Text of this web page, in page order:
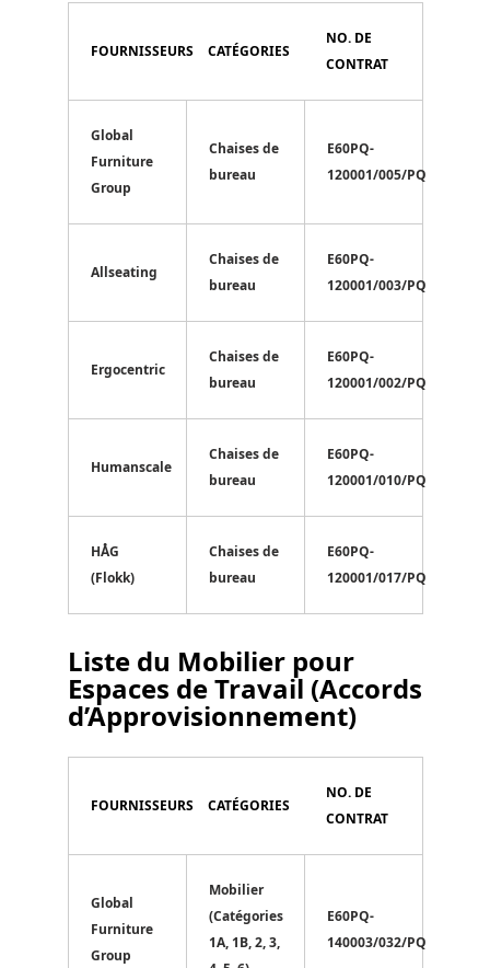
FOURNISSEURS CATÉGORIES
NO. DE
CONTRAT
Global
Furniture
Group
Chaises de
bureau
E60PQ-
120001/005/PQ
Allseating
Chaises de
bureau
E60PQ-
120001/003/PQ
Ergocentric
Chaises de
bureau
E60PQ-
120001/002/PQ
Humanscale
Chaises de
bureau
E60PQ-
120001/010/PQ
HÅG
(Flokk)
Chaises de
bureau
E60PQ-
120001/017/PQ
Liste du Mobilier pour
Espaces de Travail (Accords
d’Approvisionnement)
FOURNISSEURS CATÉGORIES
NO. DE
CONTRAT
Global
Furniture
Group
Mobilier
(Catégories
1A, 1B, 2, 3,
E60PQ-
140003/032/PQ